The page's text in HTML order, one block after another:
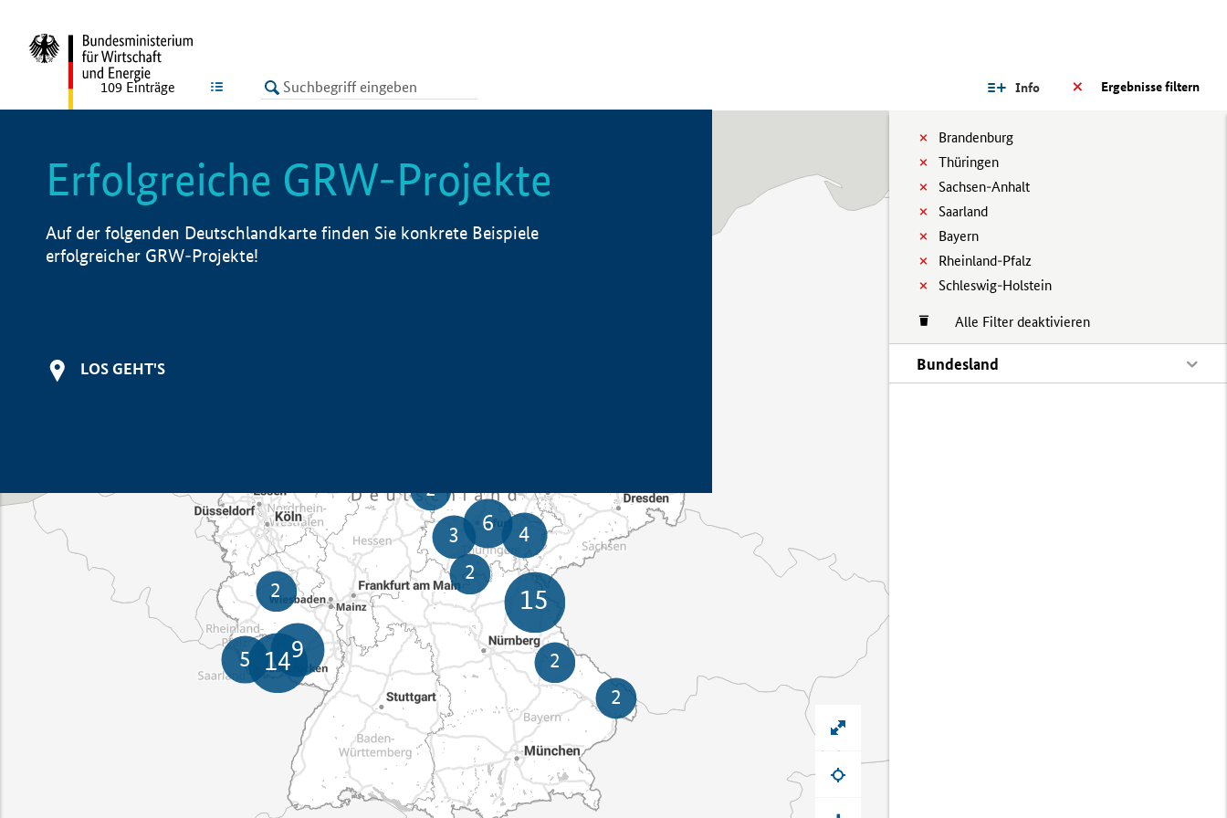
LISTE Ergebnisse filtern
Info
Brandenburg
Thüringen
Sachsen-Anhalt
Saarland
Bayern
Rheinland-Pfalz
Schleswig-Holstein
Alle Filter deaktivieren
Bundesland
109 Einträge
Erfolgreiche GRW-Projekte
Auf der folgenden Deutschlandkarte finden Sie konkrete Beispiele
erfolgreicher GRW-Projekte!
LOS GEHT'S